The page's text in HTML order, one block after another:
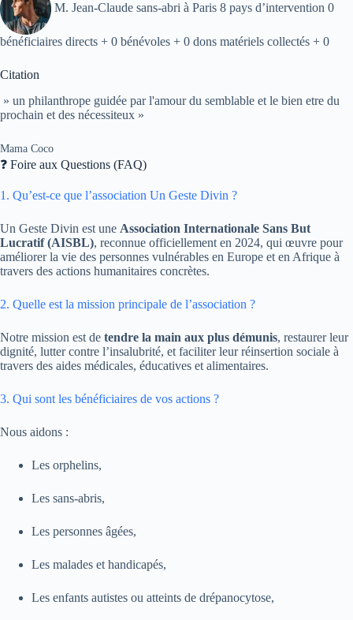
M. Jean-Claude sans-abri à Paris 8 pays d’intervention 0
bénéficiaires directs + 0 bénévoles + 0 dons matériels collectés + 0
Citation
» un philanthrope guidée par l'amour du semblable et le bien etre du
prochain et des nécessiteux »
Mama Coco
❓ Foire aux Questions (FAQ)
1. Qu’est-ce que l’association Un Geste Divin ?
Un Geste Divin est une Association Internationale Sans But
Lucratif (AISBL), reconnue officiellement en 2024, qui œuvre pour
améliorer la vie des personnes vulnérables en Europe et en Afrique à
travers des actions humanitaires concrètes.
2. Quelle est la mission principale de l’association ?
Notre mission est de tendre la main aux plus démunis, restaurer leur
dignité, lutter contre l’insalubrité, et faciliter leur réinsertion sociale à
travers des aides médicales, éducatives et alimentaires.
3. Qui sont les bénéficiaires de vos actions ?
Nous aidons :
Les orphelins,
Les sans-abris,
Les personnes âgées,
Les malades et handicapés,
Les enfants autistes ou atteints de drépanocytose,